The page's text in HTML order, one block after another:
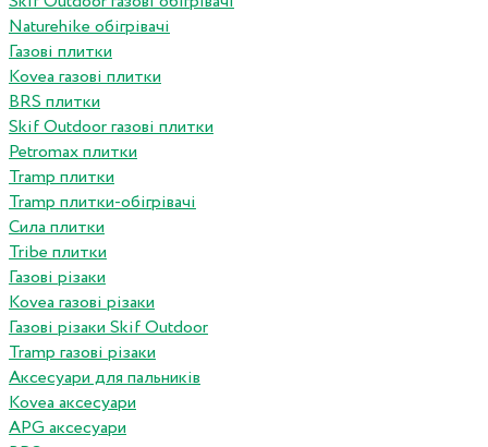
Naturehike обігрівачі
Газові плитки
Kovea газові плитки
BRS плитки
Skif Outdoor газові плитки
Petromax плитки
Tramp плитки
Tramp плитки-обігрівачі
Сила плитки
Tribe плитки
Газові різаки
Kovea газові різаки
Газові різаки Skif Outdoor
Tramp газові різаки
Аксесуари для пальників
Kovea аксесуари
APG аксесуари